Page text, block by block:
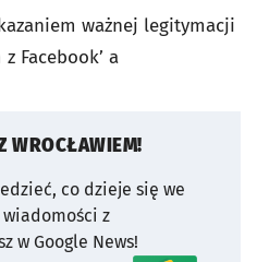
ważnej legitymacji
Facebook’ a
WROCŁAWIEM!
co dzieje się we
z
w Google News!